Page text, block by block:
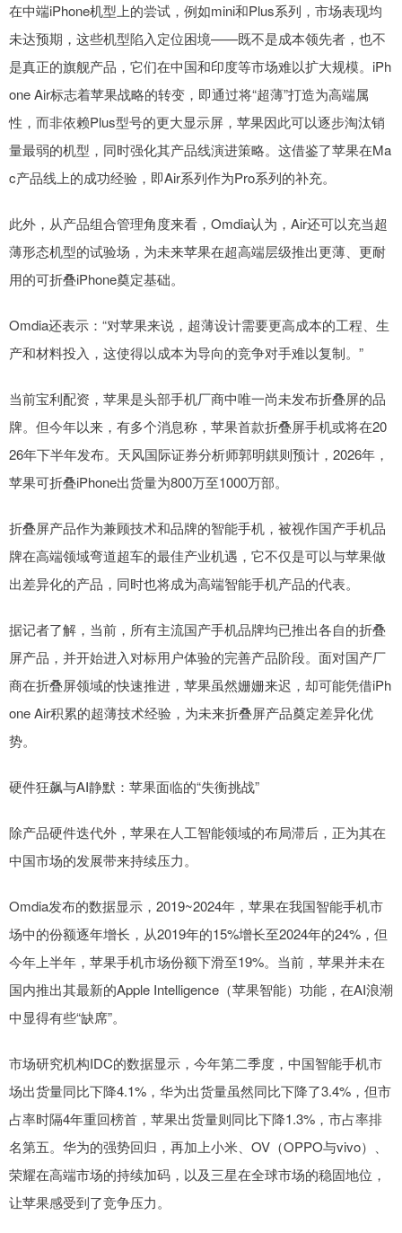
在中端iPhone机型上的尝试，例如mini和Plus系列，市场表现均
未达预期，这些机型陷入定位困境——既不是成本领先者，也不
是真正的旗舰产品，它们在中国和印度等市场难以扩大规模。iPh
one Air标志着苹果战略的转变，即通过将“超薄”打造为高端属
性，而非依赖Plus型号的更大显示屏，苹果因此可以逐步淘汰销
量最弱的机型，同时强化其产品线演进策略。这借鉴了苹果在Ma
c产品线上的成功经验，即Air系列作为Pro系列的补充。
此外，从产品组合管理角度来看，Omdia认为，Air还可以充当超
薄形态机型的试验场，为未来苹果在超高端层级推出更薄、更耐
用的可折叠iPhone奠定基础。
Omdia还表示：“对苹果来说，超薄设计需要更高成本的工程、生
产和材料投入，这使得以成本为导向的竞争对手难以复制。”
当前宝利配资，苹果是头部手机厂商中唯一尚未发布折叠屏的品
牌。但今年以来，有多个消息称，苹果首款折叠屏手机或将在20
26年下半年发布。天风国际证券分析师郭明錤则预计，2026年，
苹果可折叠iPhone出货量为800万至1000万部。
折叠屏产品作为兼顾技术和品牌的智能手机，被视作国产手机品
牌在高端领域弯道超车的最佳产业机遇，它不仅是可以与苹果做
出差异化的产品，同时也将成为高端智能手机产品的代表。
据记者了解，当前，所有主流国产手机品牌均已推出各自的折叠
屏产品，并开始进入对标用户体验的完善产品阶段。面对国产厂
商在折叠屏领域的快速推进，苹果虽然姗姗来迟，却可能凭借iPh
one Air积累的超薄技术经验，为未来折叠屏产品奠定差异化优
势。
硬件狂飙与AI静默：苹果面临的“失衡挑战”
除产品硬件迭代外，苹果在人工智能领域的布局滞后，正为其在
中国市场的发展带来持续压力。
Omdia发布的数据显示，2019~2024年，苹果在我国智能手机市
场中的份额逐年增长，从2019年的15%增长至2024年的24%，但
今年上半年，苹果手机市场份额下滑至19%。当前，苹果并未在
国内推出其最新的Apple Intelligence（苹果智能）功能，在AI浪潮
中显得有些“缺席”。
市场研究机构IDC的数据显示，今年第二季度，中国智能手机市
场出货量同比下降4.1%，华为出货量虽然同比下降了3.4%，但市
占率时隔4年重回榜首，苹果出货量则同比下降1.3%，市占率排
名第五。华为的强势回归，再加上小米、OV（OPPO与vivo）、
荣耀在高端市场的持续加码，以及三星在全球市场的稳固地位，
让苹果感受到了竞争压力。